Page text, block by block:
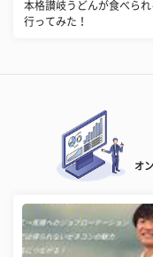
本格讃岐うどんが食べら
行ってみた！
オ